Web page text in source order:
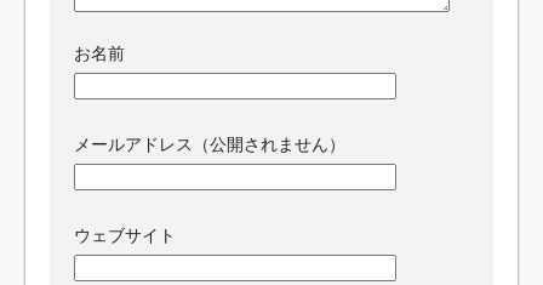
お名前
メールアドレス（公開されません）
ウェブサイト